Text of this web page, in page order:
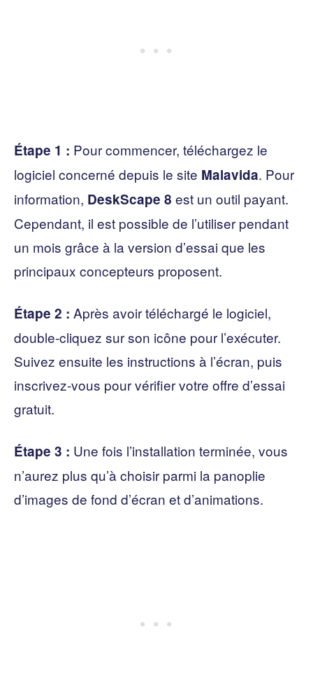
Étape 1 : Pour commencer, téléchargez le
logiciel concerné depuis le site Malavida. Pour
information, DeskScape 8 est un outil payant.
Cependant, il est possible de l’utiliser pendant
un mois grâce à la version d’essai que les
principaux concepteurs proposent.
Étape 2 : Après avoir téléchargé le logiciel,
double-cliquez sur son icône pour l’exécuter.
Suivez ensuite les instructions à l’écran, puis
inscrivez-vous pour vérifier votre offre d’essai
gratuit.
Étape 3 : Une fois l’installation terminée, vous
n’aurez plus qu’à choisir parmi la panoplie
d’images de fond d’écran et d’animations.